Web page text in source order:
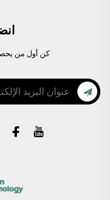
كن أول من